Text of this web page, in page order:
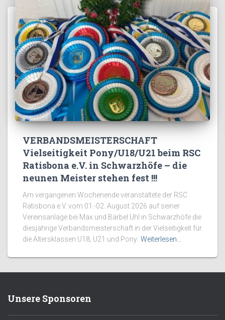
VERBANDSMEISTERSCHAFT
Vielseitigkeit Pony/U18/U21 beim RSC
Ratisbona e.V. in Schwarzhöfe – die
neunen Meister stehen fest !!!
Am vergangenen Wochenende veranstaltete der RSC
Ratisbona e.V. vom 01.-02. August 2026 auf seiner
Vereinsanlage bei Max und Bärbel Uhl in Schwarzhöfe die
diesjährige Verbandsmeisterschaft in der Vielseitigkeit für
die Altersklassen U18, U21 und Pony. Weiterlesen…
Unsere Sponsoren